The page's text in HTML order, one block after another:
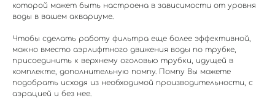
которой может быть настроена в зависимости от уровня
воды в вашем аквариуме.
Чтобы сделать работу фильтра еще более эффективной,
можно вместо аэрлифтного движения воды по трубке,
присоединить к верхнему оголовью трубки, идущей в
комплекте, дополнительную помпу. Помпу Вы можете
подобрать исходя из необходимой производительности, с
аэрацией и без нее.